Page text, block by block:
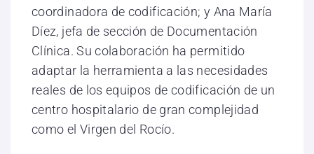
coordinadora de codificación; y Ana María
Díez, jefa de sección de Documentación
Clínica. Su colaboración ha permitido
adaptar la herramienta a las necesidades
reales de los equipos de codificación de un
centro hospitalario de gran complejidad
como el Virgen del Rocío.